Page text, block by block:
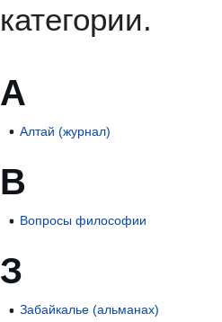
категории.
А
Алтай (журнал)
В
Вопросы философии
З
Забайкалье (альманах)